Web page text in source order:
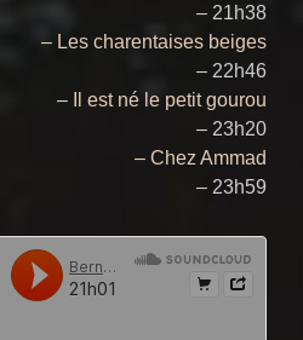
– 21h38
– Les charentaises beiges
– 22h46
– Il est né le petit gourou
– 23h20
– Chez Ammad
– 23h59